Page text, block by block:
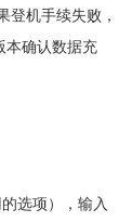
登机手续失败，
本确认数据充
选项），输入